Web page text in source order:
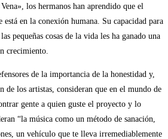
los hermanos han aprendido que el
está en la conexión humana. Su capacidad para
pequeñas cosas de la vida les ha ganado una
crecimiento.
de la importancia de la honestidad y,
de los artistas, consideran que en el mundo de
gente a quien guste el proyecto y lo
“la música como un método de sanación,
un vehículo que te lleva irremediablemente